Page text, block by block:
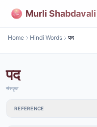
Murli Shabdavali
Home Hindi Words पद
पद
संस्कृत
REFERENCE